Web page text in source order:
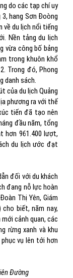
do các tạp chí uy
hang Sơn Đoòng
về du lịch nổi tiếng
Nền tảng du lịch
vừa công bố bảng
trong khuôn khổ
Trong đó, Phong
danh sách.
của du lịch Quảng
phương ra với thế
tiến đã tạo nên
đầu năm, tổng
hơn 961.400 lượt,
du lịch ước đạt
đối với du khách
đang nỗ lực hoàn
Thị Yên, Giám
biết, năm nay,
cảnh quan, các
rừng xanh và khu
vụ lên tới hơn
Đường